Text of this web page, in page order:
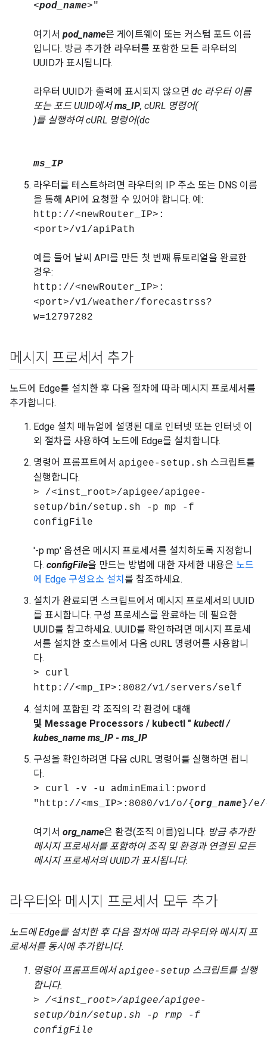
<pod_name>"
여기서 pod_name은 게이트웨이 또는 커스텀 포드 이름
입니다. 방금 추가한 라우터를 포함한 모든 라우터의
UUID가 표시됩니다.
라우터 UUID가 출력에 표시되지 않으면 dc 라우터 이름
또는 포드 UUID에서ms_IP, cURL 명령어(
)를 실행하여 cURL 명령어(dc
ms_IP
라우터를 테스트하려면 라우터의 IP 주소 또는 DNS 이름
을 통해 API에 요청할 수 있어야 합니다. 예:
http://<newRouter_IP>:
<port>/v1/apiPath
예를 들어 날씨 API를 만든 첫 번째 튜토리얼을 완료한
경우:
http://<newRouter_IP>:
<port>/v1/weather/forecastrss?
w=12797282
메시지 프로세서 추가
노드에 Edge를 설치한 후 다음 절차에 따라 메시지 프로세서를
추가합니다.
Edge 설치 매뉴얼에 설명된 대로 인터넷 또는 인터넷 이
외 절차를 사용하여 노드에 Edge를 설치합니다.
명령어 프롬프트에서 apigee-setup.sh 스크립트를
실행합니다.
> /<inst_root>/apigee/apigee-
setup/bin/setup.sh -p mp -f
configFile
'-p mp' 옵션은 메시지 프로세서를 설치하도록 지정합니
다. configFile을 만드는 방법에 대한 자세한 내용은 노드
에 Edge 구성요소 설치 를 참조하세요.
설치가 완료되면 스크립트에서 메시지 프로세서의 UUID
를 표시합니다. 구성 프로세스를 완료하는 데 필요한
UUID를 참고하세요. UUID를 확인하려면 메시지 프로세
서를 설치한 호스트에서 다음 cURL 명령어를 사용합니
다.
> curl
http://<mp_IP>:8082/v1/servers/self
설치에 포함된 각 조직의 각 환경에 대해
및 Message Processors / kubectl " kubectl /
kubes_name ms_IP - ms_IP
구성을 확인하려면 다음 cURL 명령어를 실행하면 됩니
다.
> curl -v -u adminEmail:pword
"http://<ms_IP>:8080/v1/o/{org_name }/
여기서 org_name은 환경(조직 이름)입니다. 방금 추가한
메시지 프로세서를 포함하여 조직 및 환경과 연결된 모든
메시지 프로세서의 UUID가 표시됩니다.
라우터와 메시지 프로세서 모두 추가
노드에 Edge를 설치한 후 다음 절차에 따라 라우터와 메시지 프
로세서를 동시에 추가합니다.
명령어 프롬프트에서apigee-setup 스크립트를 실행
합니다.
> /<inst_root>/apigee/apigee-
setup/bin/setup.sh -p rmp -f
configFile